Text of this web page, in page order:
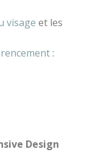
visage et les
:
Design